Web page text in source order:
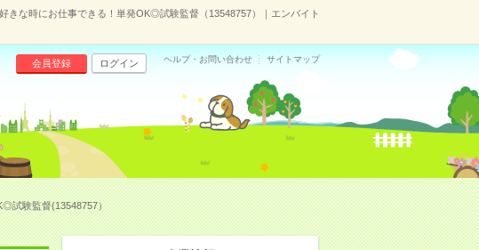
きな時にお仕事できる！単発OK◎試験監督（13548757）｜エンバイト
会員登録 ログイン ヘルプ・お問い合わせ サイトマップ
試験監督(13548757）